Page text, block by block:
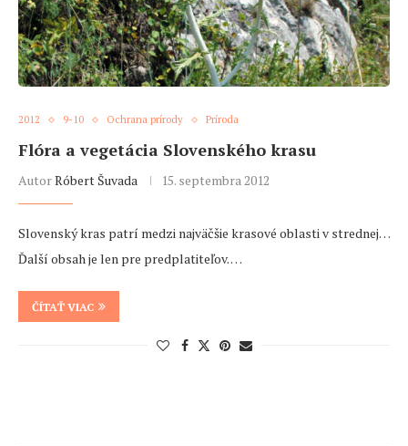
2012 9-10 Ochrana prírody Príroda
Flóra a vegetácia Slovenského krasu
AutorRóbert Šuvada 15. septembra 2012
Slovenský kras patrí medzi najväčšie krasové oblasti v strednej…
Ďalší obsah je len pre predplatiteľov. …
ČÍTAŤ VIAC